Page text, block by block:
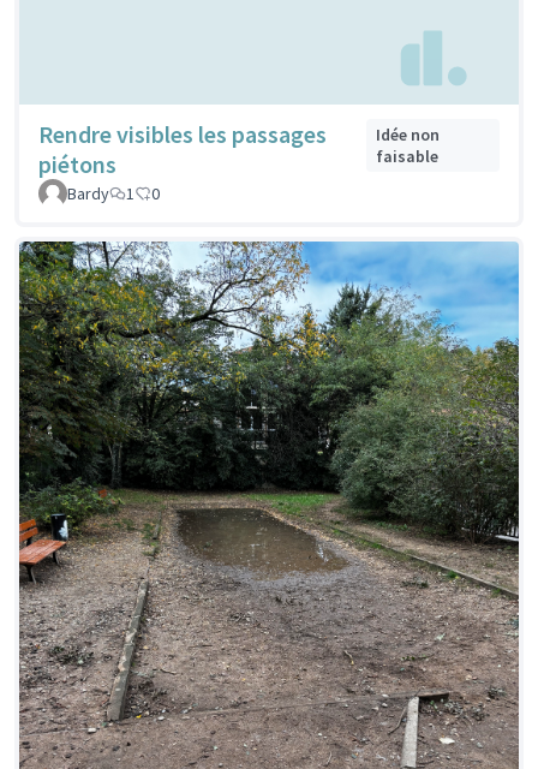
Rendre visibles les passages
piétons
Idée non
faisable
Bardy
1 0